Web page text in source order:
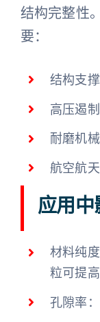
结构完整性
要：
结构支
高压遏
耐磨机
航空航
应用
材料纯
粒可提高
孔隙率